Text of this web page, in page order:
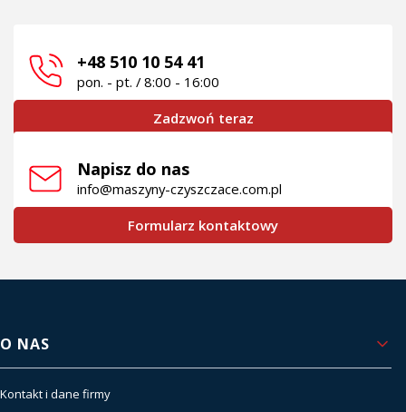
+48 510 10 54 41
pon. - pt. / 8:00 - 16:00
Zadzwoń teraz
Napisz do nas
info@maszyny-czyszczace.com.pl
Formularz kontaktowy
Linki w stopce
O NAS
Kontakt i dane firmy